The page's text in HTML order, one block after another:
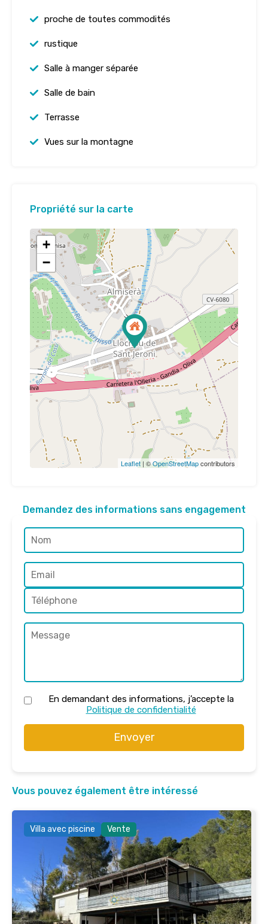
proche de toutes commodités
rustique
Salle à manger séparée
Salle de bain
Terrasse
Vues sur la montagne
Propriété sur la carte
+
−
Leaflet | ©OpenStreetMapcontributors
Demandez des informations sans engagement
En demandant des informations, j’accepte la
Politique de confidentialité
Envoyer
Vous pouvez également être intéressé
Villa avec piscine Vente